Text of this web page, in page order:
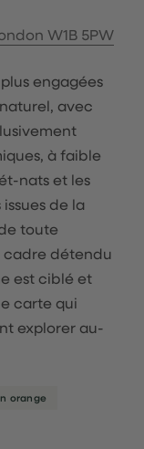
W1B 5PW
engagées
avec
à faible
nats et les
de la
toute
cadre détendu
est ciblé et
carte qui
explorer au-
orange